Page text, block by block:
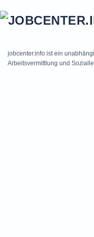
jobcenter.info ist ein
Arbeitsvermittlung und